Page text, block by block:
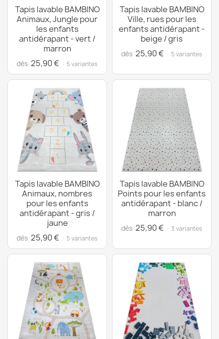
Tapis lavable BAMBINO
Animaux, Jungle pour
les enfants
antidérapant - vert /
marron
dès 25,90 € · 5 variantes
Tapis lavable BAMBINO
Ville, rues pour les
enfants antidérapant -
beige / gris
dès 25,90 € · 5 variantes
Tapis lavable BAMBINO
Animaux, nombres
pour les enfants
antidérapant - gris /
jaune
dès 25,90 € · 5 variantes
Tapis lavable BAMBINO
Points pour les enfants
antidérapant - blanc /
marron
dès 25,90 € · 3 variantes